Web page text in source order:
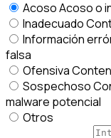
AcosoAcoso o
Inadecuado
Información
falsa
Ofensiva
Sospechoso
malware potencial
Otros